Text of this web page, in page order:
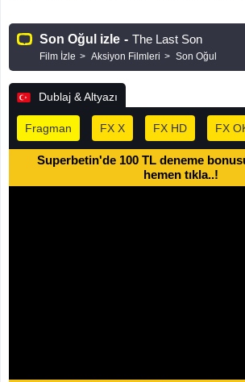
Son Oğul izle - The Last Son
Film İzle Aksiyon Filmleri Son Oğul
Dublaj & Altyazı
Fragman FX X FX HD FX
Superbetin'de 100 TL deneme
hemen tıkla..!